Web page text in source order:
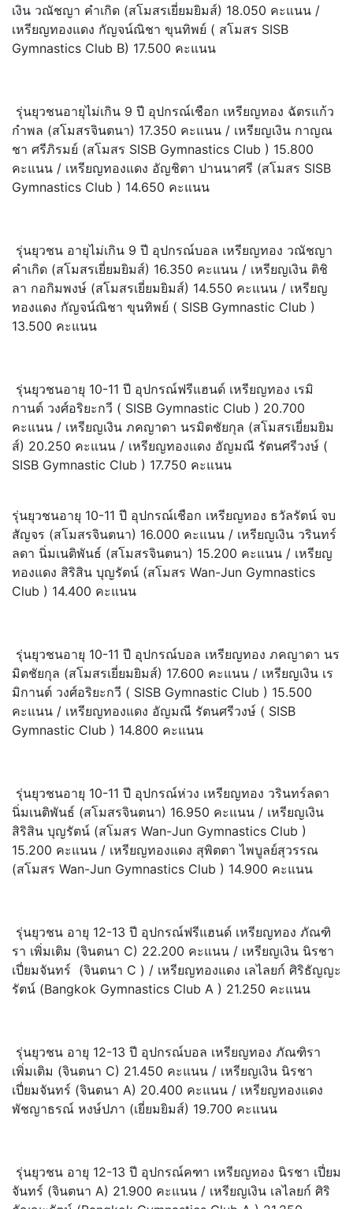
เงิน วณัชญา คำเกิด (สโมสรเยี่ยมยิมส์) 18.050 คะแนน /
เหรียญทองแดง กัญจน์ณิชา ขุนทิพย์ ( สโมสร SISB
Gymnastics Club B) 17.500 คะแนน
รุ่นยุวชนอายุไม่เกิน 9 ปี อุปกรณ์เชือก เหรียญทอง ฉัตรแก้ว
กำพล (สโมสรจินตนา) 17.350 คะแนน / เหรียญเงิน กาญณ
ชา ศรีภิรมย์ (สโมสร SISB Gymnastics Club ) 15.800
คะแนน / เหรียญทองแดง อัญชิตา ปานนาศรี (สโมสร SISB
Gymnastics Club ) 14.650 คะแนน
รุ่นยุวชน อายุไม่เกิน 9 ปี อุปกรณ์บอล เหรียญทอง วณัชญา
คำเกิด (สโมสรเยี่ยมยิมส์) 16.350 คะแนน / เหรียญเงิน ติชิ
ลา กอกิมพงษ์ (สโมสรเยี่ยมยิมส์) 14.550 คะแนน / เหรียญ
ทองแดง กัญจน์ณิชา ขุนทิพย์ ( SISB Gymnastic Club )
13.500 คะแนน
รุ่นยุวชนอายุ 10-11 ปี อุปกรณ์ฟรีแฮนด์ เหรียญทอง เรมิ
กานต์ วงศ์อริยะกวี ( SISB Gymnastic Club ) 20.700
คะแนน / เหรียญเงิน ภคญาดา นรมิตชัยกุล (สโมสรเยี่ยมยิม
ส์) 20.250 คะแนน / เหรียญทองแดง อัญมณี รัตนศรีวงษ์ (
SISB Gymnastic Club ) 17.750 คะแนน
รุ่นยุวชนอายุ 10-11 ปี อุปกรณ์เชือก เหรียญทอง ธวัลรัตน์ จบ
สัญจร (สโมสรจินตนา) 16.000 คะแนน / เหรียญเงิน วรินทร์
ลดา นิ่มเนติพันธ์ (สโมสรจินตนา) 15.200 คะแนน / เหรียญ
ทองแดง สิริสิน บุญรัตน์ (สโมสร Wan-Jun Gymnastics
Club ) 14.400 คะแนน
รุ่นยุวชนอายุ 10-11 ปี อุปกรณ์บอล เหรียญทอง ภคญาดา นร
มิตชัยกุล (สโมสรเยี่ยมยิมส์) 17.600 คะแนน / เหรียญเงิน เร
มิกานต์ วงศ์อริยะกวี ( SISB Gymnastic Club ) 15.500
คะแนน / เหรียญทองแดง อัญมณี รัตนศรีวงษ์ ( SISB
Gymnastic Club ) 14.800 คะแนน
รุ่นยุวชนอายุ 10-11 ปี อุปกรณ์ห่วง เหรียญทอง วรินทร์ลดา
นิ่มเนติพันธ์ (สโมสรจินตนา) 16.950 คะแนน / เหรียญเงิน
สิริสิน บุญรัตน์ (สโมสร Wan-Jun Gymnastics Club )
15.200 คะแนน / เหรียญทองแดง สุพิตตา ไพบูลย์สุวรรณ
(สโมสร Wan-Jun Gymnastics Club ) 14.900 คะแนน
รุ่นยุวชน อายุ 12-13 ปี อุปกรณ์ฟรีแฮนด์ เหรียญทอง ภัณฑิ
รา เพิ่มเติม (จินตนา C) 22.200 คะแนน / เหรียญเงิน นิรชา
เปี่ยมจันทร์ (จินตนา C ) / เหรียญทองแดง เลไลยก์ ศิริธัญญะ
รัตน์ (Bangkok Gymnastics Club A ) 21.250 คะแนน
รุ่นยุวชน อายุ 12-13 ปี อุปกรณ์บอล เหรียญทอง ภัณฑิรา
เพิ่มเติม (จินตนา C) 21.450 คะแนน / เหรียญเงิน นิรชา
เปี่ยมจันทร์ (จินตนา A) 20.400 คะแนน / เหรียญทองแดง
พัชญาธรณ์ หงษ์ปภา (เยี่ยมยิมส์) 19.700 คะแนน
รุ่นยุวชน อายุ 12-13 ปี อุปกรณ์คฑา เหรียญทอง นิรชา เปี่ยม
จันทร์ (จินตนา A) 21.900 คะแนน / เหรียญเงิน เลไลยก์ ศิริ